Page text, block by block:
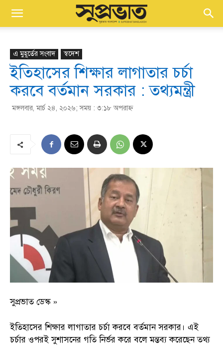
এ মুহূর্তের সংবাদ স্বদেশ
ইতিহাসের শিক্ষার লাগাতার চর্চা
করবে বর্তমান সরকার : তথ্যমন্ত্রী
মঙ্গলবার, মার্চ ২৪, ২০২৬; সময় : ৩:১৮ অপরাহ্ণ
সুপ্রভাত ডেস্ক »
ইতিহাসের শিক্ষার লাগাতার চর্চা করবে বর্তমান সরকার। এই
চর্চার ওপরই সুশাসনের গতি নির্ভর করে বলে মন্তব্য করেছেন তথ্য